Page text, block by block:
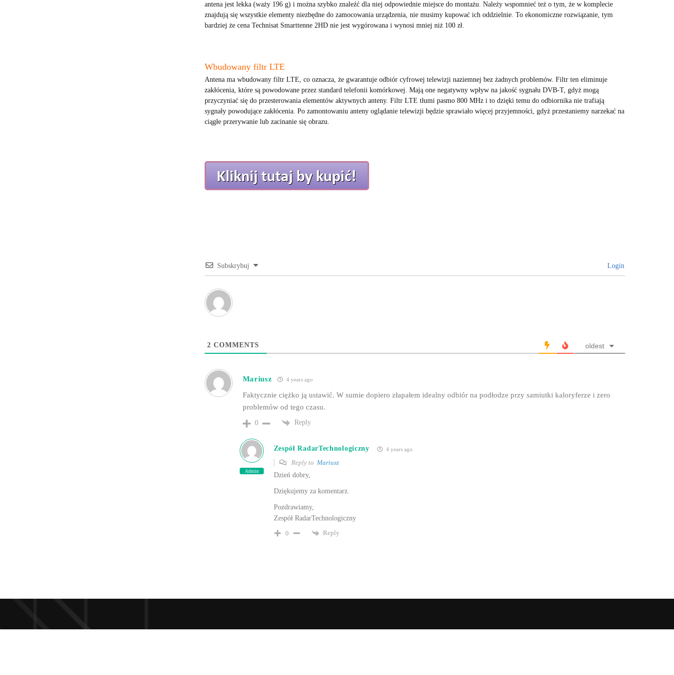
antena jest lekka (waży 196 g) i można szybko znaleźć dla niej odpowiednie miejsce do montażu. Należy wspomnieć też o tym, że w komplecie
znajdują się wszystkie elementy niezbędne do zamocowania urządzenia, nie musimy kupować ich oddzielnie. To ekonomiczne rozwiązanie, tym
bardziej że cena Technisat Smarttenne 2HD nie jest wygórowana i wynosi mniej niż 100 zł.
Wbudowany filtr LTE
Antena ma wbudowany filtr LTE, co oznacza, że gwarantuje odbiór cyfrowej telewizji naziemnej bez żadnych problemów. Filtr ten eliminuje
zakłócenia, które są powodowane przez standard telefonii komórkowej. Mają one negatywny wpływ na jakość sygnału DVB-T, gdyż mogą
przyczyniać się do przesterowania elementów aktywnych anteny. Filtr LTE tłumi pasmo 800 MHz i to dzięki temu do odbiornika nie trafiają
sygnały powodujące zakłócenia. Po zamontowaniu anteny oglądanie telewizji będzie sprawiało więcej przyjemności, gdyż przestaniemy narzekać na
ciągłe przerywanie lub zacinanie się obrazu.
Subskrybuj Login
2 COMMENTS oldest
Mariusz 4 years ago
Faktycznie ciężko ją ustawić. W sumie dopiero złapałem idealny odbiór na podłodze przy samiutki kaloryferze i zero
problemów od tego czasu.
0 Reply
Admin
Zespół RadarTechnologiczny 4 years ago
Reply to Mariusz
Dzień dobry,
Dziękujemy za komentarz.
Pozdrawiamy,
Zespół RadarTechnologiczny
0
Reply